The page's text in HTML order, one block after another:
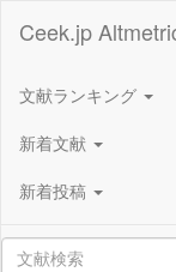
Ceek.jp
文献ランキング
新着文献
新着投稿